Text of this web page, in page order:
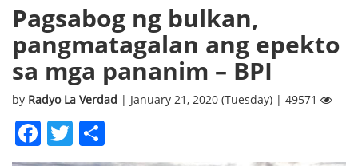
Pagsabog ng bulkan,
pangmatagalan ang epekto
sa mga pananim – BPI
by Radyo La Verdad | January 21, 2020 (Tuesday) | 49571
Facebook
Twitter